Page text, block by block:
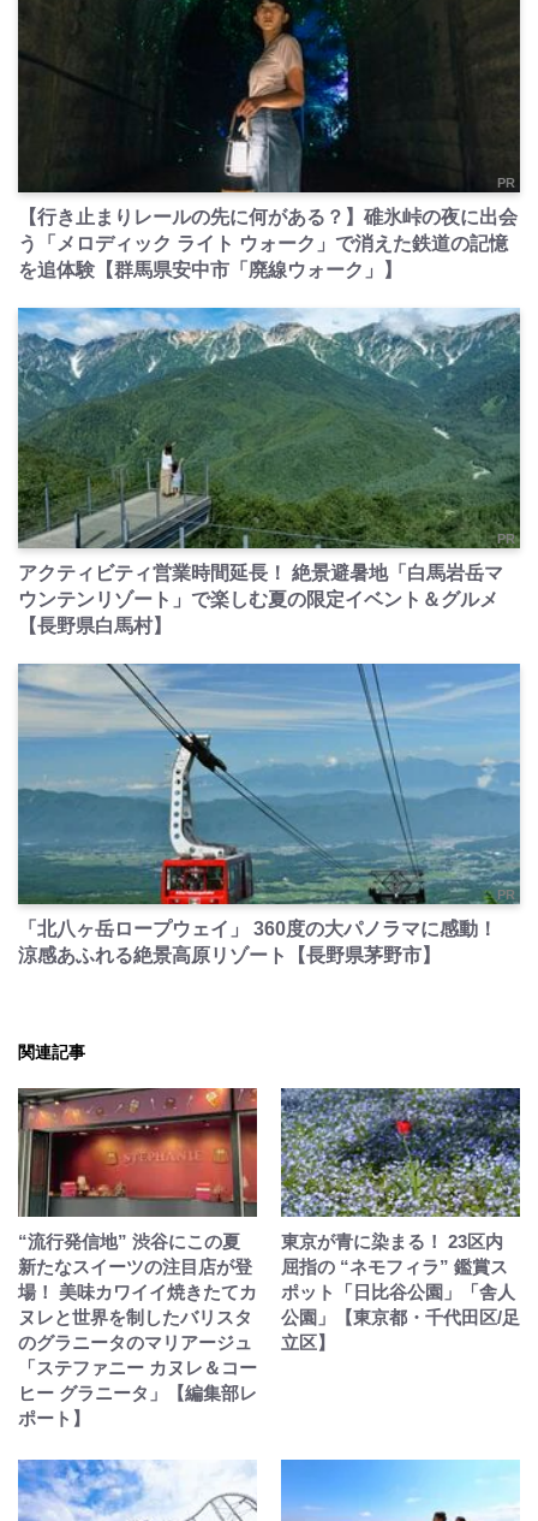
PR
【行き止まりレールの先に何がある？】碓氷峠の夜に出会
う「メロディック ライト ウォーク」で消えた鉄道の記憶
を追体験【群馬県安中市「廃線ウォーク」】
PR
アクティビティ営業時間延長！ 絶景避暑地「白馬岩岳マ
ウンテンリゾート」で楽しむ夏の限定イベント＆グルメ
【長野県白馬村】
PR
「北八ヶ岳ロープウェイ」 360度の大パノラマに感動！
涼感あふれる絶景高原リゾート【長野県茅野市】
関連記事
“流行発信地” 渋谷にこの夏
新たなスイーツの注目店が登
場！ 美味カワイイ焼きたてカ
ヌレと世界を制したバリスタ
のグラニータのマリアージュ
「ステファニー カヌレ＆コー
ヒー グラニータ」【編集部レ
ポート】
東京が青に染まる！ 23区内
屈指の “ネモフィラ” 鑑賞ス
ポット「日比谷公園」「舎人
公園」【東京都・千代田区/足
立区】